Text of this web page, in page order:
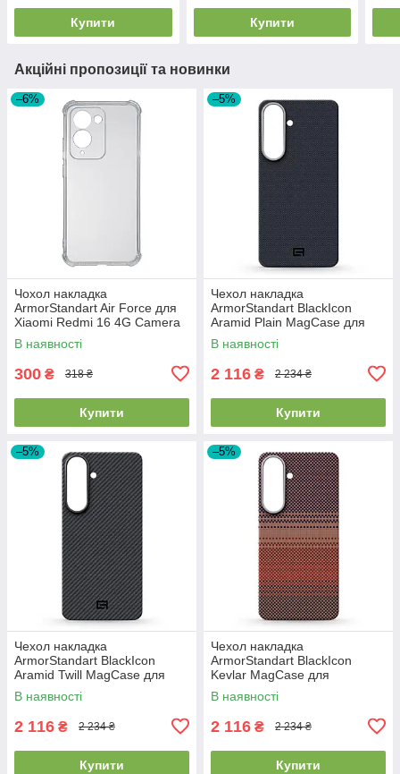
Купити Купити
Акційні пропозиції та новинки
–6%
Чохол накладка
ArmorStandart Air Force для
Xiaomi Redmi 16 4G Camera
cover Clear (ARM90951)
В наявності
300 ₴ 318 ₴
Купити
–5%
Чехол накладка
ArmorStandart BlackIcon
Aramid Plain MagCase для
Samsung S26 Plus Black
(ARM90165)
В наявності
2 116 ₴ 2 234 ₴
Купити
–5%
Чехол накладка
ArmorStandart BlackIcon
Aramid Twill MagCase для
Samsung S26 Plus Black
(ARM90146)
В наявності
2 116 ₴ 2 234 ₴
Купити
–5%
Чехол накладка
ArmorStandart BlackIcon
Kevlar MagCase для
Samsung S26 Plus Sunset
(ARM90157)
В наявності
2 116 ₴ 2 234 ₴
Купити